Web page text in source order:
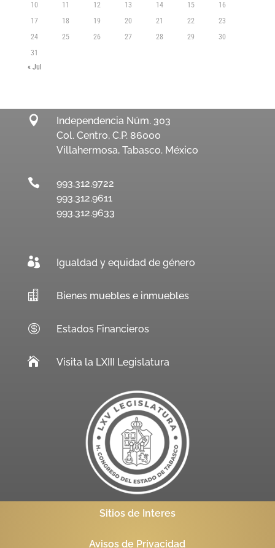
10
11 12 13 14 15
16
17
18 19 20 21 22
23
24
25 26 27 28 29
30
31
« Jul

Independencia Núm. 303
Col. Centro, C.P. 86000
Villahermosa, Tabasco. México

993.312.9722
993.312.9611
993.312.9633
 Igualdad y equidad de género
 Bienes muebles e inmuebles
 Estados Financieros
 Visita la LXIII Legislatura
Sitios de Interes
Avisos de Privacidad